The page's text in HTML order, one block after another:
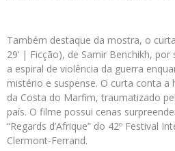
Também destaque da mostra, o
29’ | Ficção), de Samir Benchikh,
a espiral de violência da guerra
mistério e suspense. O curta conta
da Costa do Marfim, traumatizado
país. O filme possui cenas
“Regards d’Afrique” do 42º Festival
Clermont-Ferrand.